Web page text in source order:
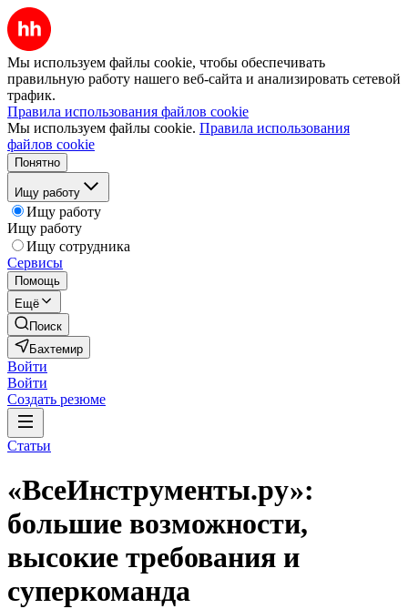
Мы используем файлы cookie, чтобы обеспечивать
правильную работу нашего веб-сайта и анализировать сетевой
трафик.
Правила использования файлов cookie
Мы используем файлы cookie. Правила использования
файлов cookie
Понятно
Ищу работу
Ищу работу
Ищу работу
Ищу сотрудника
Сервисы
Помощь
Ещё
Поиск
Бахтемир
Войти
Войти
Создать резюме
Статьи
«ВсеИнструменты.ру»:
большие возможности,
высокие требования и
суперкоманда